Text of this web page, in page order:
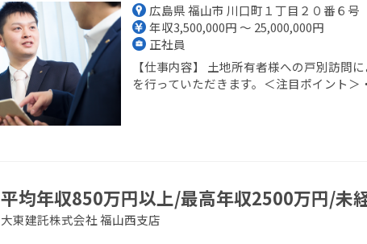
広島県 福山市 川口町１丁目２０番６
年収3,500,000円 ～ 25,000,000円
正社員
【仕事内容】 土地所有者様への戸別訪問
を行っていただきます。＜注目ポイント＞
平均年収850万円以上/最高年収2500万円/未
大東建託株式会社 福山西支店